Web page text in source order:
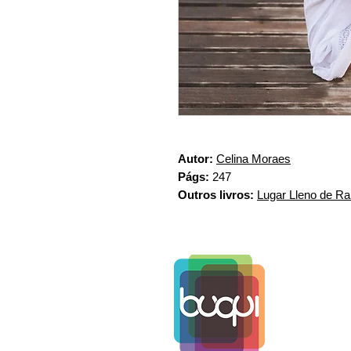
Autor: Celina Moraes
Págs: 247
Outros livros: Lugar Lleno de